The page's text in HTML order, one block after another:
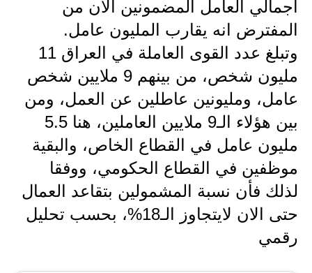
المرحلة الابتدائية
المرحلة المتوسطة
المرحلة الاعدادية
الجامعات
اخبار وقرارات وزارة التعليم
العالي
استمارة القبول المركزي
نتائج القبول المركزي
اجمالي العامل المضمونين الان من
المفترض انه يقارب المليون عامل.
وتبلغ عدد القوى العاملة في العراق 11
مليون شخص، من بينهم 9 ملايين شخص
عامل، ومليونين عاطلين عن العمل، ومن
بين هؤلاء الـ9 ملايين العاملين، هنا 5.5
مليون عامل في القطاع الخاص، والبقية
موظفين في القطاع الحكومي، ووفقا
لذلك فأن نسبة المشمولين بتقاعد العمال
حتى الان لايتجاوز الـ18%، بحسب تحليل
رقمي